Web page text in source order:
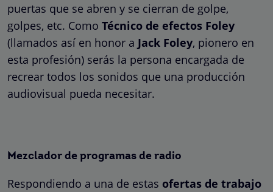
puertas que se abren y se cierran de golpe,
golpes, etc. Como Técnico de efectos Foley
(llamados así en honor a Jack Foley, pionero en
esta profesión) serás la persona encargada de
recrear todos los sonidos que una producción
audiovisual pueda necesitar.
Mezclador de programas de radio
Respondiendo a una de estas ofertas de trabajo